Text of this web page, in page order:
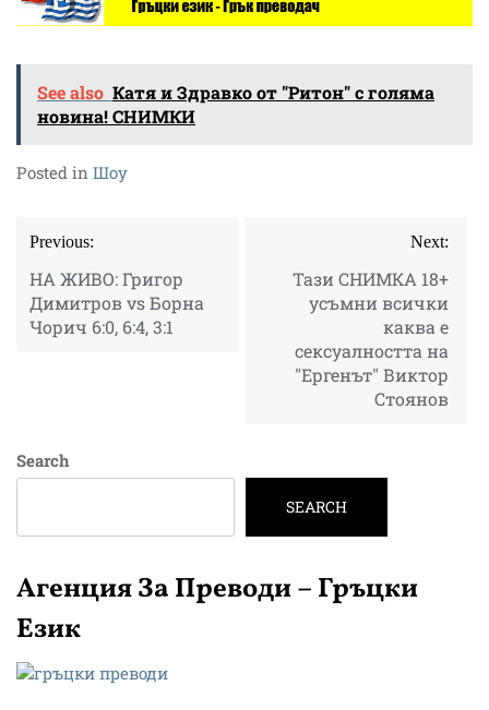
See also Катя и Здравко от "Ритон" с голяма
новина! СНИМКИ
Posted in Шоу
Post
navigation
Previous:
НА ЖИВО: Григор
Димитров vs Борна
Чорич 6:0, 6:4, 3:1
Next:
Тази СНИМКА 18+
усъмни всички
каква е
сексуалността на
"Ергенът" Виктор
Стоянов
Search
SEARCH
Агенция За Преводи – Гръцки
Език